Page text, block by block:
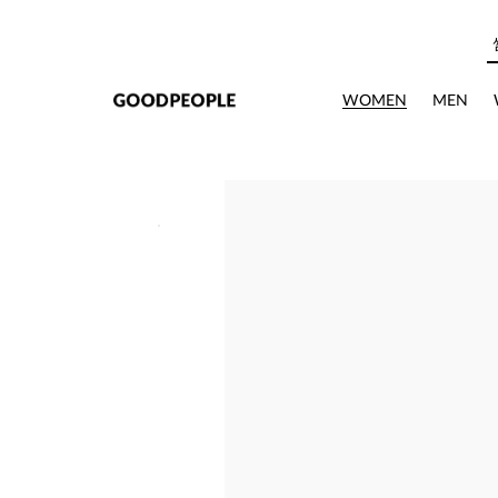
WOMEN MEN